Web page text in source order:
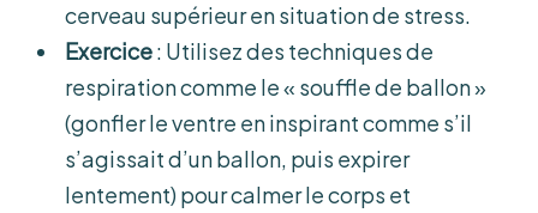
cerveau supérieur en situation de stress.
Exercice: Utilisez des techniques de
respiration comme le « souffle de ballon »
(gonfler le ventre en inspirant comme s’il
s’agissait d’un ballon, puis expirer
lentement) pour calmer le corps et